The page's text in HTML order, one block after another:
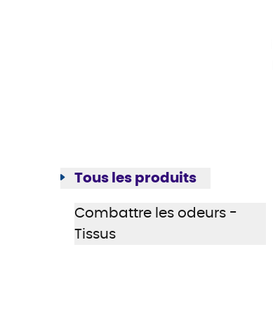
Tous les produits
Combattre les odeurs -
Tissus